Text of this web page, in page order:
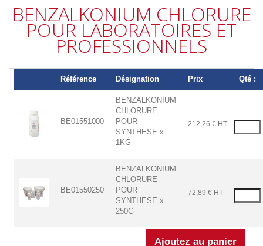
BENZALKONIUM CHLORURE
POUR LABORATOIRES ET
PROFESSIONNELS
Référence Désignation Prix Qté :
BE01551000
BENZALKONIUM
CHLORURE
POUR
SYNTHESE x
1KG
212,26 € HT
BE01550250
BENZALKONIUM
CHLORURE
POUR
SYNTHESE x
250G
72,89 € HT